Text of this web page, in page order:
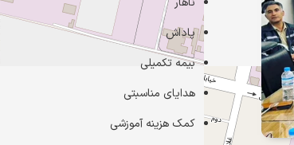
پاداش
بیمه تکمیلی
هدایای مناسبتی
کمک هزینه آموزشی